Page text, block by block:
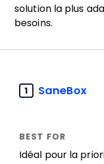
solution la plus
besoins.
1 SaneBox
Idéal pour la